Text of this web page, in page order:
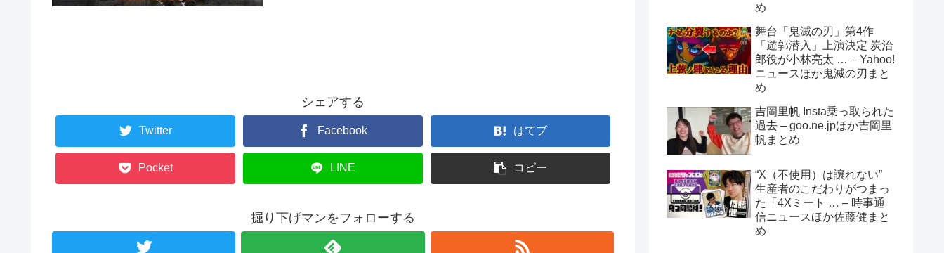
シェアする
Twitter Facebook はてブ
Pocket LINE コピー
掘り下げマンをフォローする
め
舞台「鬼滅の刃」第4作
「遊郭潜入」上演決定 炭治
郎役が小林亮太 … – Yahoo!
ニュースほか鬼滅の刃まと
め
吉岡里帆 Insta乗っ取られた
過去 – goo.ne.jpほか吉岡里
帆まとめ
“X（不使用）は譲れない”
生産者のこだわりがつまっ
た「4Xミート … – 時事通
信ニュースほか佐藤健まと
め